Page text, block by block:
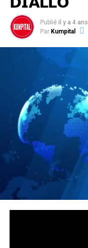
Publié il y a 4 ans
Par Kumpital